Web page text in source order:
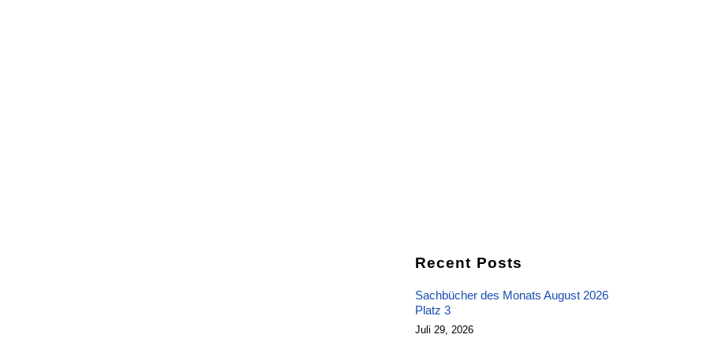
Recent Posts
Sachbücher des Monats August 2026
Platz 3
Juli 29, 2026